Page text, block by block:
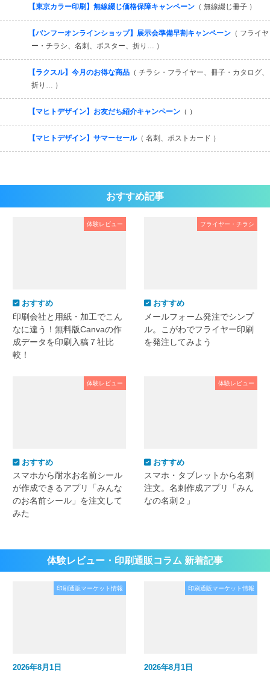
【東京カラー印刷】無線綴じ価格保障キャンペーン （ 無線綴じ冊子 ）
【バンフーオンラインショップ】展示会準備早割キャンペーン （ フライヤ
ー・チラシ、名刺、ポスター、折り… ）
【ラクスル】今月のお得な商品 （ チラシ・フライヤー、冊子・カタログ、
折り… ）
【マヒトデザイン】お友だち紹介キャンペーン （ ）
【マヒトデザイン】サマーセール（ 名刺、ポストカード ）
おすすめ記事
体験レビュー
おすすめ
印刷会社と用紙・加工でこん
なに違う！無料版Canvaの作
成データを印刷入稿７社比
較！
フライヤー・チラシ
おすすめ
メールフォーム発注でシンプ
ル。こがわでフライヤー印刷
を発注してみよう
体験レビュー
おすすめ
スマホから耐水お名前シール
が作成できるアプリ「みんな
のお名前シール」を注文して
みた
体験レビュー
おすすめ
スマホ・タブレットから名刺
注文。名刺作成アプリ「みん
なの名刺２」
体験レビュー・印刷通販コラム 新着記事
印刷通販マーケット情報
2026年8月1日
印刷通販マーケット情報
2026年8月1日